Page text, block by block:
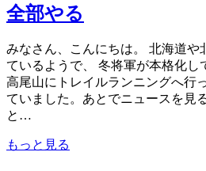
全部やる
みなさん、こんにちは。 北海道や
ているようで、 冬将軍が本格化し
高尾山にトレイルランニングへ行
ていました。あとでニュースを見
と…
もっと見る